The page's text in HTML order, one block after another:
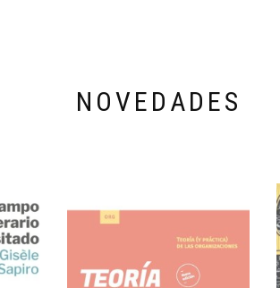
NOVEDADES